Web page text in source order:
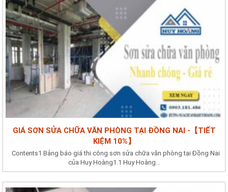
GIÁ SƠN SỬA CHỮA VĂN PHÒNG TẠI ĐỒNG NAI -【TIẾT
KIỆM 10%】
Contents1 Bảng báo giá thi công sơn sửa chữa văn phòng tại Đồng Nai
của Huy Hoàng1.1 Huy Hoàng...